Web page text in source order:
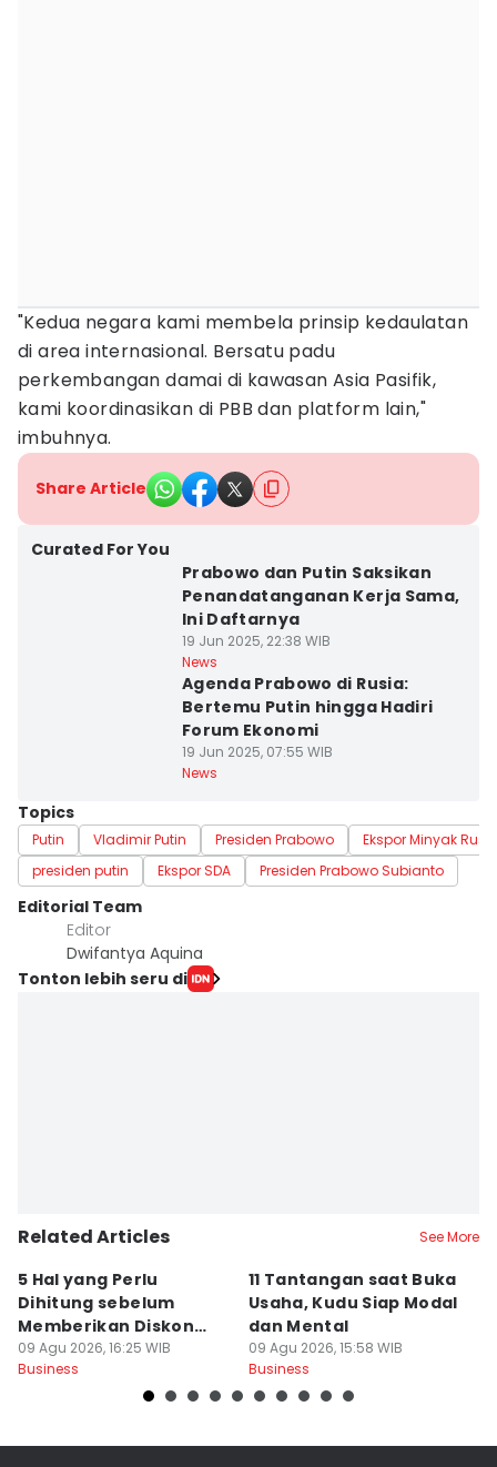
"Kedua negara kami membela prinsip kedaulatan
di area internasional. Bersatu padu
perkembangan damai di kawasan Asia Pasifik,
kami koordinasikan di PBB dan platform lain,"
imbuhnya.
Share Article
Curated For You
Prabowo dan Putin Saksikan
Penandatanganan Kerja Sama,
Ini Daftarnya
19 Jun 2025, 22:38 WIB
News
Agenda Prabowo di Rusia:
Bertemu Putin hingga Hadiri
Forum Ekonomi
19 Jun 2025, 07:55 WIB
News
Topics
Putin Vladimir Putin Presiden Prabowo
Ekspor Minyak
presiden putin
Ekspor SDA Presiden Prabowo Subianto
Editorial Team
Editor
Dwifantya Aquina
Tonton lebih seru di
Related Articles See More
5 Hal yang Perlu
Dihitung sebelum
Memberikan Diskon
Besar pada Produk
09 Agu 2026, 16:25 WIB
Business
11 Tantangan saat Buka
Usaha, Kudu Siap Modal
dan Mental
09 Agu 2026, 15:58 WIB
Business